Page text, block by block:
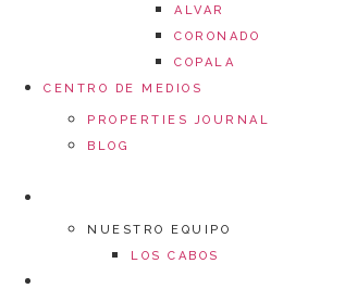
ALVAR
CORONADO
COPALA
CENTRO DE MEDIOS
PROPERTIES JOURNAL
BLOG
NUESTRO EQUIPO
LOS CABOS